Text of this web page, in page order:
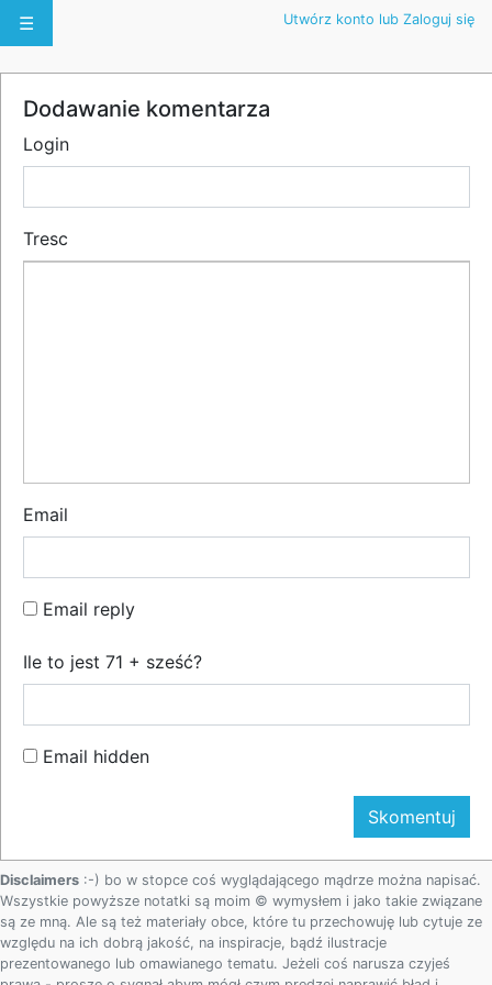
☰ Utwórz konto lub Zaloguj się
Dodawanie komentarza
Login
Tresc
Email
Email reply
Ile to jest 71 + sześć?
Email hidden
Disclaimers :-) bo w stopce coś wyglądającego mądrze można napisać.
Wszystkie powyższe notatki są moim © wymysłem i jako takie związane
są ze mną. Ale są też materiały obce, które tu przechowuję lub cytuje ze
względu na ich dobrą jakość, na inspiracje, bądź ilustracje
prezentowanego lub omawianego tematu. Jeżeli coś narusza czyjeś